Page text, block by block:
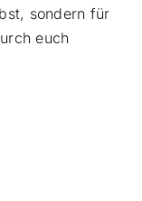
sondern für
euch